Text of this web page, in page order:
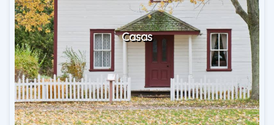
Casas